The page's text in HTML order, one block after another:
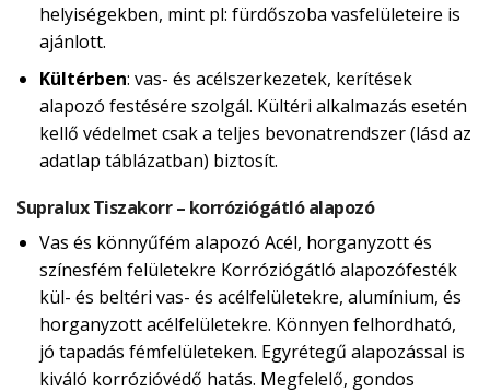
helyiségekben, mint pl: fürdőszoba vasfelületeire is
ajánlott.
Kültérben: vas- és acélszerkezetek, kerítések
alapozó festésére szolgál. Kültéri alkalmazás esetén
kellő védelmet csak a teljes bevonatrendszer (lásd az
adatlap táblázatban) biztosít.
Supralux Tiszakorr – korróziógátló alapozó
Vas és könnyűfém alapozó Acél, horganyzott és
színesfém felületekre Korróziógátló alapozófesték
kül- és beltéri vas- és acélfelületekre, alumínium, és
horganyzott acélfelületekre. Könnyen felhordható,
jó tapadás fémfelületeken. Egyrétegű alapozással is
kiváló korrózióvédő hatás. Megfelelő, gondos